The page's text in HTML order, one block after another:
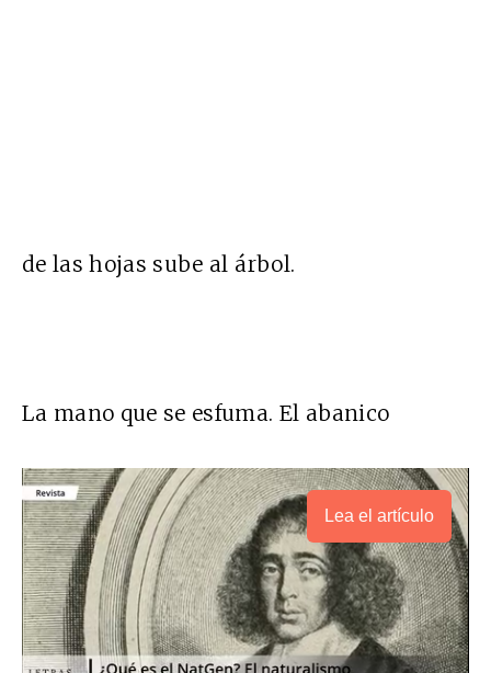
de las hojas sube al árbol.
La mano que se esfuma. El abanico
Lea el artículo